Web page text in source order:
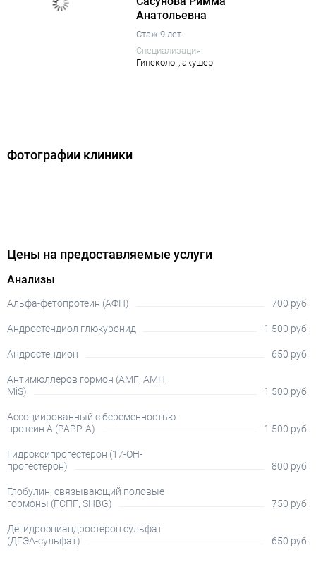
Анатольевна
Стаж 9 лет
Специализация:
Гинеколог, акушер
Фотографии клиники
Цены на предоставляемые услуги
Анализы
Альфа-фетопротеин (АФП) 700 руб.
Андростендиол глюкуронид 1 500 руб.
Андростендион 650 руб.
Антимюллеров гормон (АМГ, АМН,
MiS)
1 500 руб.
Ассоциированный с беременностью
протеин А (PAPP-A)
1 500 руб.
Гидроксипрогестерон (17-OH-
прогестерон)
800 руб.
Глобулин, связывающий половые
гормоны (ГСПГ, SHBG)
750 руб.
Дегидроэпиандростерон сульфат
(ДГЭА-сульфат)
650 руб.